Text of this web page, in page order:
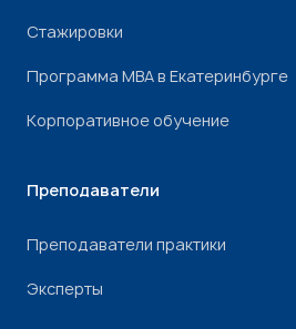
Стажировки
Программа МВА в Екатеринбурге
Корпоративное обучение
Преподаватели
Преподаватели практики
Эксперты